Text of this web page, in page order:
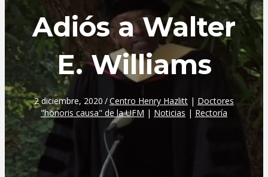
Adiós a Walter
E. Williams
2 diciembre, 2020 /Centro Henry Hazlitt | Doctores
"honoris causa" de la UFM | Noticias | Rectoría